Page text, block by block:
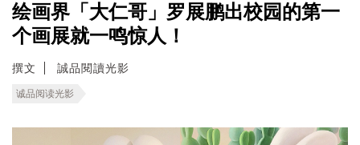
绘画界「大仁哥」罗展鹏出校园的第一
个画展就一鸣惊人！
撰文 誠品閱讀光影
诚品阅读光影